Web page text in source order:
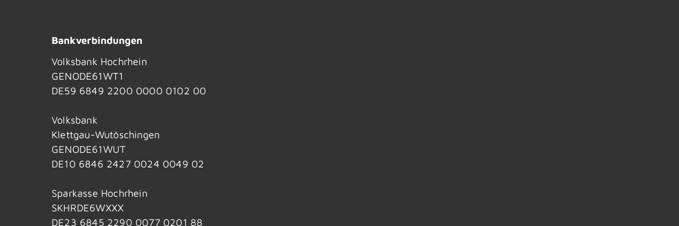
Bankverbindungen
Volksbank Hochrhein
GENODE61WT1
DE59 6849 2200 0000 0102 00
Volksbank
Klettgau-Wutöschingen
GENODE61WUT
DE10 6846 2427 0024 0049 02
Sparkasse Hochrhein
SKHRDE6WXXX
DE23 6845 2290 0077 0201 88